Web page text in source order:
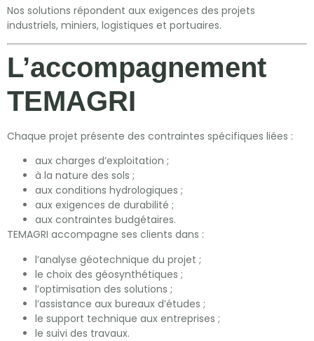
Nos solutions répondent aux exigences des projets
industriels, miniers, logistiques et portuaires.
L’accompagnement
TEMAGRI
Chaque projet présente des contraintes spécifiques liées :
aux charges d’exploitation ;
à la nature des sols ;
aux conditions hydrologiques ;
aux exigences de durabilité ;
aux contraintes budgétaires.
TEMAGRI accompagne ses clients dans :
l’analyse géotechnique du projet ;
le choix des géosynthétiques ;
l’optimisation des solutions ;
l’assistance aux bureaux d’études ;
le support technique aux entreprises ;
le suivi des travaux.